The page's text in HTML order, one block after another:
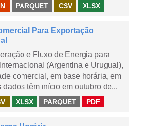
PARQUET CSV XLSX
Para Exportação
e Fluxo de Energia para
(Argentina e Uruguai),
comercial, em base horária, em
dados têm início em outubro de...
XLSX PARQUET PDF